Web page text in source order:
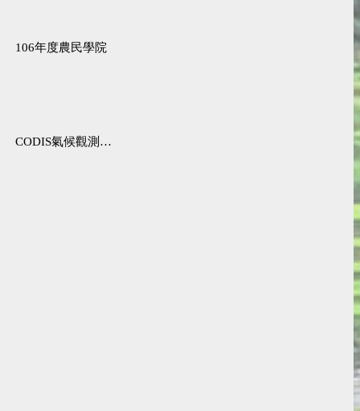
106年度農民學院
CODIS氣候觀測資料查詢服務